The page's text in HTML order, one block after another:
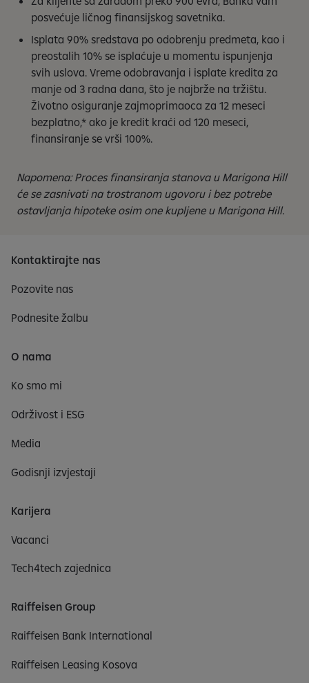
posvećuje ličnog finansijskog savetnika.
Isplata 90% sredstava po odobrenju predmeta, kao i
preostalih 10% se isplaćuje u momentu ispunjenja
svih uslova. Vreme odobravanja i isplate kredita za
manje od 3 radna dana, što je najbrže na tržištu.
Životno osiguranje zajmoprimaoca za 12 meseci
bezplatno,* ako je kredit kraći od 120 meseci,
finansiranje se vrši 100%.
Napomena: Proces finansiranja stanova u Marigona Hill
će se zasnivati na trostranom ugovoru i bez potrebe
ostavljanja hipoteke osim one kupljene u Marigona Hill.
Kontaktirajte nas
Pozovite nas
Podnesite žalbu
O nama
Ko smo mi
Održivost i ESG
Media
Godisnji izvjestaji
Karijera
Vacanci
Tech4tech zajednica
Raiffeisen Group
Raiffeisen Bank International
Raiffeisen Leasing Kosova